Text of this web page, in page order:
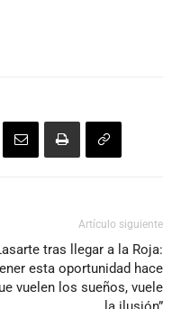
Artículo siguiente
tras llegar a la Roja:
esta oportunidad hace
vuelen los sueños, vuele